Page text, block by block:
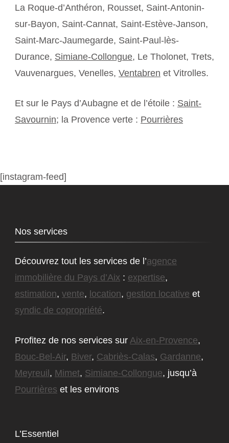
La Roque-d’Anthéron, Rousset, Saint-Antonin-
sur-Bayon, Saint-Cannat, Saint-Estève-Janson,
Saint-Marc-Jaumegarde, Saint-Paul-lès-
Durance, Simiane-Collongue, Le Tholonet, Trets,
Vauvenargues, Venelles, Ventabren et Vitrolles.
Et sur le Pays d’Aubagne et de l’étoile : Saint-
Savournin; la Provence verte : Pourrières
[instagram-feed]
Nos services
Découvrez tout les services de l’agence
immobilière du Pays d’Aix : expertise,
estimation, vente, location, gestion locative et
syndic de copropriété.
Profitez de nos services sur Aix-en-Provence,
Bouc-Bel-Air, Biver, Cabriès-Calas, Gardanne,
Meyreuil, Mimet, Simiane-Collongue, jusqu’à
Pourrières et les environs
L’Essentiel